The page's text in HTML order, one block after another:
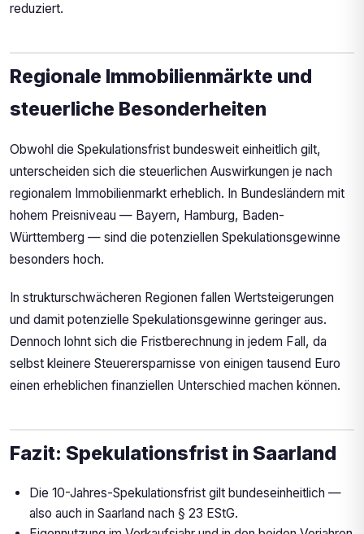
reduziert.
Regionale Immobilienmärkte und
steuerliche Besonderheiten
Obwohl die Spekulationsfrist bundesweit einheitlich gilt,
unterscheiden sich die steuerlichen Auswirkungen je nach
regionalem Immobilienmarkt erheblich. In Bundesländern mit
hohem Preisniveau — Bayern, Hamburg, Baden-
Württemberg — sind die potenziellen Spekulationsgewinne
besonders hoch.
In strukturschwächeren Regionen fallen Wertsteigerungen
und damit potenzielle Spekulationsgewinne geringer aus.
Dennoch lohnt sich die Fristberechnung in jedem Fall, da
selbst kleinere Steuerersparnisse von einigen tausend Euro
einen erheblichen finanziellen Unterschied machen können.
Fazit: Spekulationsfrist in Saarland
Die 10-Jahres-Spekulationsfrist gilt bundeseinheitlich —
also auch in Saarland nach § 23 EStG.